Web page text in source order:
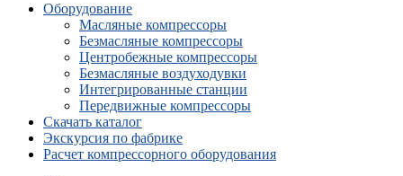
Оборудование
Масляные компрессоры
Безмасляные компрессоры
Центробежные компрессоры
Безмасляные воздуходувки
Интегрированные станции
Передвижные компрессоры
Скачать каталог
Экскурсия по фабрике
Расчет компрессорного оборудования